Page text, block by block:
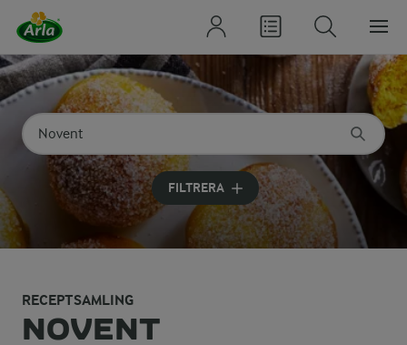
Sök på kategori eller ingrediens
Skriv in sökord för att få förslag
FILTRERA
RECEPTSAMLING
NOVENT